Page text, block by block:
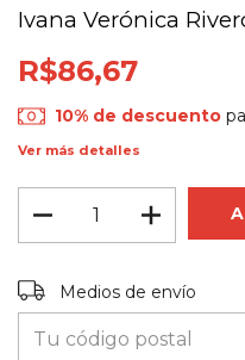
Ivana Verónica
R$86,67
10% de descuento
Ver más detalles
Entregas para el CP:
Medios de envío